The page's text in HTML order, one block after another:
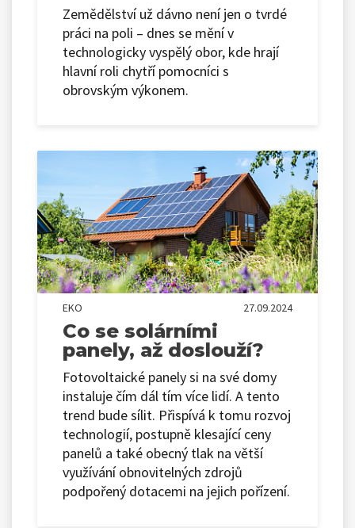
Zemědělství už dávno není jen o tvrdé
práci na poli – dnes se mění v
technologicky vyspělý obor, kde hrají
hlavní roli chytří pomocníci s
obrovským výkonem.
EKO 27.09.2024
Co se solárními
panely, až doslouží?
Fotovoltaické panely si na své domy
instaluje čím dál tím více lidí. A tento
trend bude sílit. Přispívá k tomu rozvoj
technologií, postupně klesající ceny
panelů a také obecný tlak na větší
využívání obnovitelných zdrojů
podpořený dotacemi na jejich pořízení.